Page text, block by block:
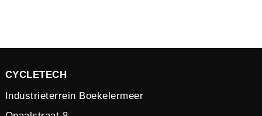
CYCLETECH
Industrieterrein Boekelermeer